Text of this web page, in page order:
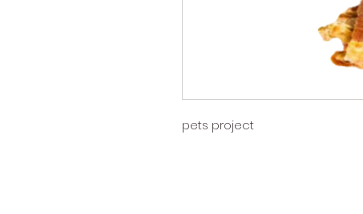
pets project